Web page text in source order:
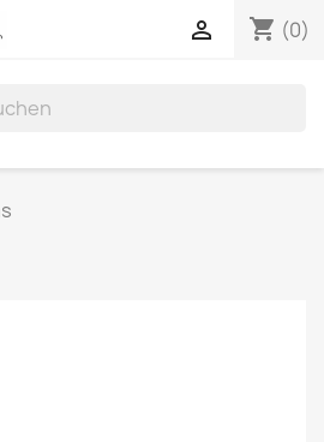
shopping_cart (0)
